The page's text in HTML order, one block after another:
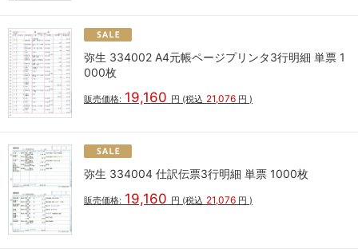
弥生 334002 A4元帳ページプリンタ3行明細 単票 1
000枚
販売価格: 19,160 円 (税込 21,076 円 )
弥生 334004 仕訳伝票3行明細 単票 1000枚
販売価格: 19,160 円 (税込 21,076 円 )